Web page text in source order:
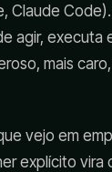
Claude
agir, executa
mais
vejo em
explícito vira